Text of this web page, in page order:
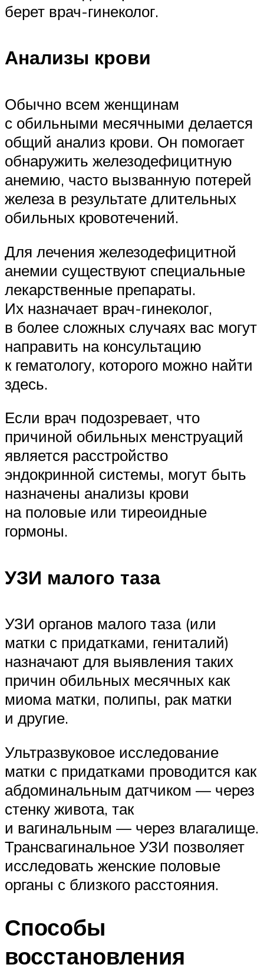
берет врач-гинеколог.
Анализы крови
Обычно всем женщинам
с обильными месячными делается
общий анализ крови. Он помогает
обнаружить железодефицитную
анемию, часто вызванную потерей
железа в результате длительных
обильных кровотечений.
Для лечения железодефицитной
анемии существуют специальные
лекарственные препараты.
Их назначает врач-гинеколог,
в более сложных случаях вас могут
направить на консультацию
к гематологу, которого можно найти
здесь.
Если врач подозревает, что
причиной обильных менструаций
является расстройство
эндокринной системы, могут быть
назначены анализы крови
на половые или тиреоидные
гормоны.
УЗИ малого таза
УЗИ органов малого таза (или
матки с придатками, гениталий)
назначают для выявления таких
причин обильных месячных как
миома матки, полипы, рак матки
и другие.
Ультразвуковое исследование
матки с придатками проводится как
абдоминальным датчиком — через
стенку живота, так
и вагинальным — через влагалище.
Трансвагинальное УЗИ позволяет
исследовать женские половые
органы с близкого расстояния.
Способы
восстановления